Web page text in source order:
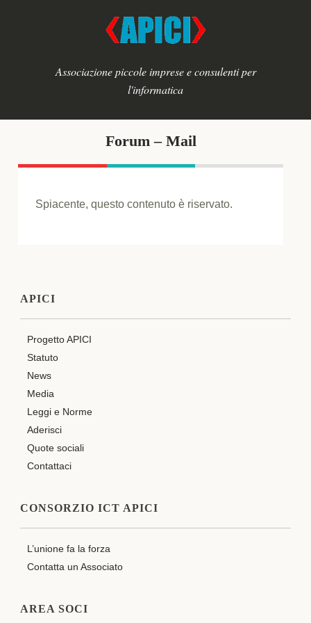
Associazione piccole imprese e consulenti per
l'informatica
Forum – Mail
Spiacente, questo contenuto è riservato.
APICI
Progetto APICI
Statuto
News
Media
Leggi e Norme
Aderisci
Quote sociali
Contattaci
CONSORZIO ICT APICI
L’unione fa la forza
Contatta un Associato
AREA SOCI